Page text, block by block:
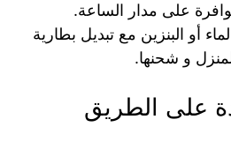
على مدار الساعة.
أو البنزين مع تبديل بطارية
و شحنها.
على الطريق